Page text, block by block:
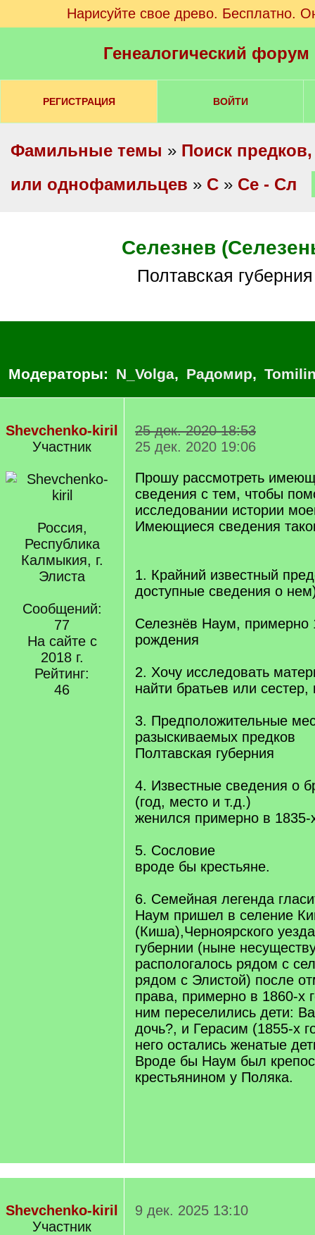
Нарисуйте свое древо. Бесплатно.
Генеалогический
РЕГИСТРАЦИЯ ВОЙТИ
Фамильные темы » Поиск
или однофамильцев » С » Се - Сл
Селезнев
Полтавская губерния
Модераторы: N_Volga, Радомир,
Shevchenko-kiril
Участник
Россия,
Республика
Калмыкия, г.
Элиста
Сообщений:
77
На сайте с
2018 г.
Рейтинг:
46
25 дек. 2020 18:53
25 дек. 2020 19:06
Прошу рассмотреть
сведения с тем, чтобы
исследовании истории
Имеющиеся сведения
1. Крайний известный
доступные сведения о
Селезнёв Наум, примерно
рождения
2. Хочу исследовать
найти братьев или сестер,
3. Предположительные
разыскиваемых предков
Полтавская губерния
4. Известные сведения о
(год, место и т.д.)
женился примерно в 1835-
5. Сословие
вроде бы крестьяне.
6. Семейная легенда
Наум пришел в селение
(Киша),Черноярского
губернии (ныне
распологалось рядом с
рядом с Элистой) после
права, примерно в 1860-х
ним переселились дети:
дочь?, и Герасим (1855-х
него остались женатые
Вроде бы Наум был
крестьянином у Поляка.
Shevchenko-kiril
Участник
9 дек. 2025 13:10